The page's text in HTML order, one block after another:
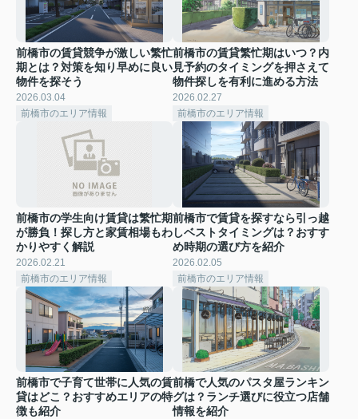
前橋市の賃貸競争が激しい繁忙
期とは？対策を知り早めに良い
物件を探そう
2026.03.04
前橋市のエリア情報
前橋市の賃貸繁忙期はいつ？内
見予約のタイミングを押さえて
物件探しを有利に進める方法
2026.02.27
前橋市のエリア情報
前橋市の学生向け賃貸は繁忙期
が勝負！探し方と家賃相場もわ
かりやすく解説
2026.02.21
前橋市のエリア情報
前橋市で賃貸を探すなら引っ越
しベストタイミングは？おすす
め時期の選び方を紹介
2026.02.05
前橋市のエリア情報
前橋市で子育て世帯に人気の賃
貸はどこ？おすすめエリアの特
徴も紹介
前橋で人気のパスタ屋ランキン
グは？ランチ選びに役立つ店舗
情報を紹介